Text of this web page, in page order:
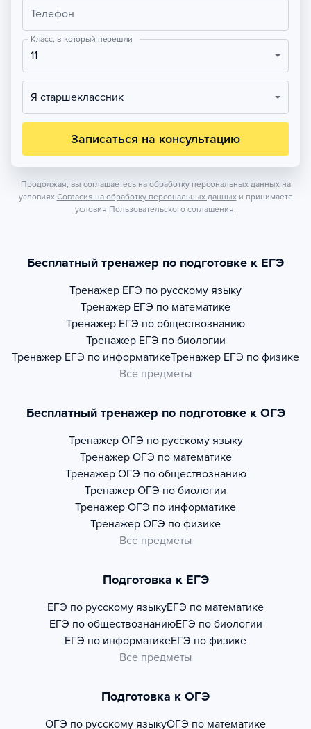
Телефон
Класс, в который перешли
11
Я старшеклассник
Записаться на консультацию
Продолжая, вы соглашаетесь на обработку персональных данных на
условиях Согласия на обработку персональных данных и принимаете
условия Пользовательского соглашения.
Бесплатный тренажер по подготовке к ЕГЭ
Тренажер ЕГЭ по русскому языку
Тренажер ЕГЭ по математике
Тренажер ЕГЭ по обществознанию
Тренажер ЕГЭ по биологии
Тренажер ЕГЭ по информатикеТренажер ЕГЭ по физике
Все предметы
Бесплатный тренажер по подготовке к ОГЭ
Тренажер ОГЭ по русскому языку
Тренажер ОГЭ по математике
Тренажер ОГЭ по обществознанию
Тренажер ОГЭ по биологии
Тренажер ОГЭ по информатике
Тренажер ОГЭ по физике
Все предметы
Подготовка к ЕГЭ
ЕГЭ по русскому языкуЕГЭ по математике
ЕГЭ по обществознаниюЕГЭ по биологии
ЕГЭ по информатикеЕГЭ по физике
Все предметы
Подготовка к ОГЭ
ОГЭ по русскому языкуОГЭ по математике